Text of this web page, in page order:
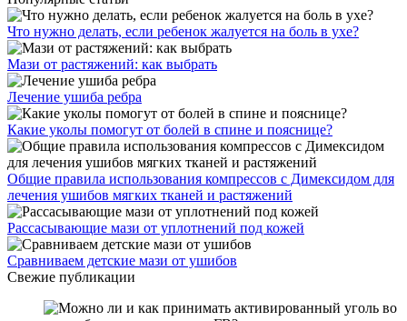
Что нужно делать, если ребенок жалуется на боль в ухе?
Мази от растяжений: как выбрать
Лечение ушиба ребра
Какие уколы помогут от болей в спине и пояснице?
Общие правила использования компрессов с Димексидом для
лечения ушибов мягких тканей и растяжений
Рассасывающие мази от уплотнений под кожей
Сравниваем детские мази от ушибов
Свежие публикации